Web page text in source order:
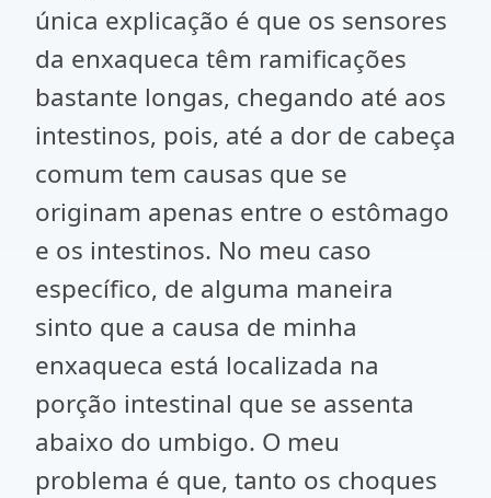
única explicação é que os sensores
da enxaqueca têm ramificações
bastante longas, chegando até aos
intestinos, pois, até a dor de cabeça
comum tem causas que se
originam apenas entre o estômago
e os intestinos. No meu caso
específico, de alguma maneira
sinto que a causa de minha
enxaqueca está localizada na
porção intestinal que se assenta
abaixo do umbigo. O meu
problema é que, tanto os choques